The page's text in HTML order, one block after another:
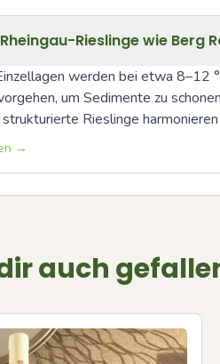
Rieslinge wie Berg
werden bei etwa 8–12
um Sedimente zu
Rieslinge
→
auch